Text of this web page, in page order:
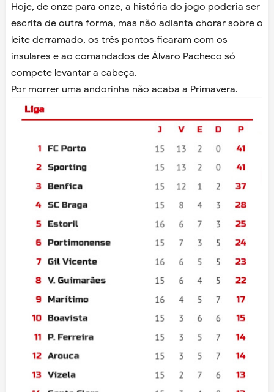
Hoje, de onze para onze, a história do jogo poderia ser
escrita de outra forma, mas não adianta chorar sobre o
leite derramado, os três pontos ficaram com os
insulares e ao comandados de Álvaro Pacheco só
compete levantar a cabeça.
Por morrer uma andorinha não acaba a Primavera.